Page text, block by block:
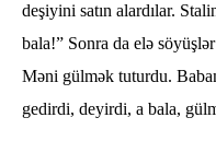
deşiyini satın alardılar.
bala!” Sonra da elə
Məni gülmək tuturdu.
gedirdi, deyirdi, a bala,